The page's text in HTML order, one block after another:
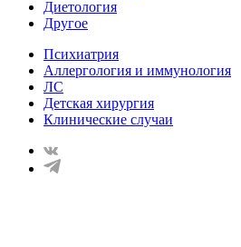
Диетология
Другое
Психиатрия
Аллергология и иммунология
ЛС
Детская хирургия
Клинические случаи